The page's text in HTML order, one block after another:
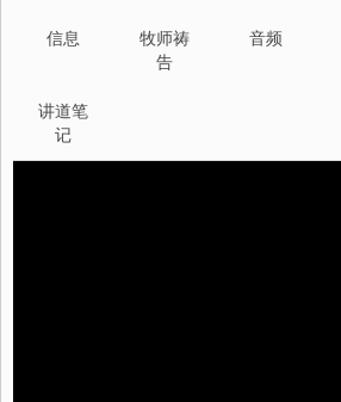
信息
牧师祷
告
音频
讲道笔
记